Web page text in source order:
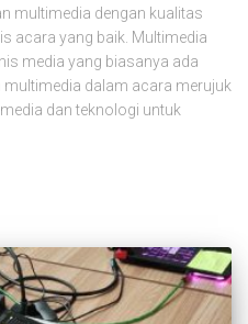
multimedia dengan kualitas
acara yang baik. Multimedia
media yang biasanya ada
dalam acara merujuk
dan teknologi untuk